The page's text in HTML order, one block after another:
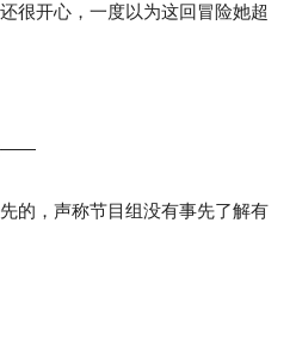
很开心，一度以为这回冒险她超
——
的，声称节目组没有事先了解有